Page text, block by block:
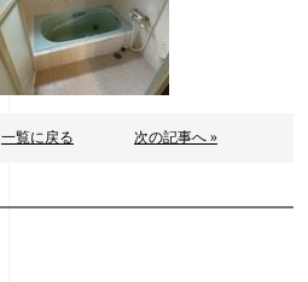
一覧に戻る 次の記事へ »